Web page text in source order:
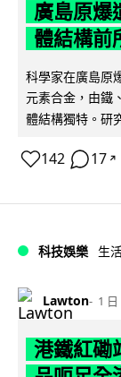
廣島原爆
體結構前
科學家在廣島原
元素合金，由鐵
體結構獨特。研
142 17 ↗
科技娛樂 生
Lawton 1 日
港鐵紅磡